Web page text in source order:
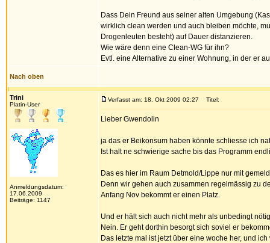
Dass Dein Freund aus seiner alten Umgebung
wirklich clean werden und auch bleiben möchte,
Drogenleuten besteht) auf Dauer distanzieren.
Wie wäre denn eine Clean-WG für ihn?
Evtl. eine Alternative zu einer Wohnung, in der er
Nach oben
Trini
Platin-User
Anmeldungsdatum:
17.06.2009
Beiträge: 1147
Verfasst am: 18. Okt 2009 02:27 Titel:
Lieber Gwendolin
ja das er Beikonsum haben könnte schliesse ich
Ist halt ne schwierige sache bis das Programm
Das es hier im Raum Detmold/Lippe nur mit
Denn wir gehen auch zusammen regelmässig zu
Anfang Nov bekommt er einen Platz.
Und er hält sich auch nicht mehr als unbedingt
Nein. Er geht dorthin besorgt sich soviel er
Das letzte mal ist jetzt über eine woche her, und